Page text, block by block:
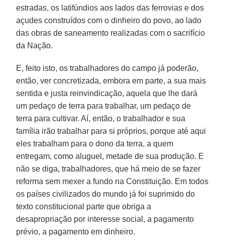
estradas, os latifúndios aos lados das ferrovias e dos
açudes construídos com o dinheiro do povo, ao lado
das obras de saneamento realizadas com o sacrifício
da Nação.
E, feito isto, os trabalhadores do campo já poderão,
então, ver concretizada, embora em parte, a sua mais
sentida e justa reinvindicação, aquela que lhe dará
um pedaço de terra para trabalhar, um pedaço de
terra para cultivar. Aí, então, o trabalhador e sua
família irão trabalhar para si próprios, porque até aqui
eles trabalham para o dono da terra, a quem
entregam, como aluguel, metade de sua produção. E
não se diga, trabalhadores, que há meio de se fazer
reforma sem mexer a fundo na Constituição. Em todos
os países civilizados do mundo já foi suprimido do
texto constitucional parte que obriga a
desapropriação por interesse social, a pagamento
prévio, a pagamento em dinheiro.